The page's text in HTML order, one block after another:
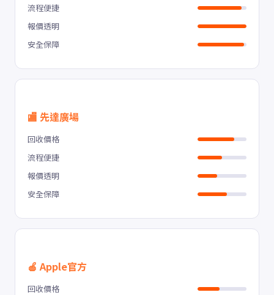
流程便捷
報價透明
安全保障
🏬 先達廣場
回收價格
流程便捷
報價透明
安全保障
🍎 Apple官方
回收價格